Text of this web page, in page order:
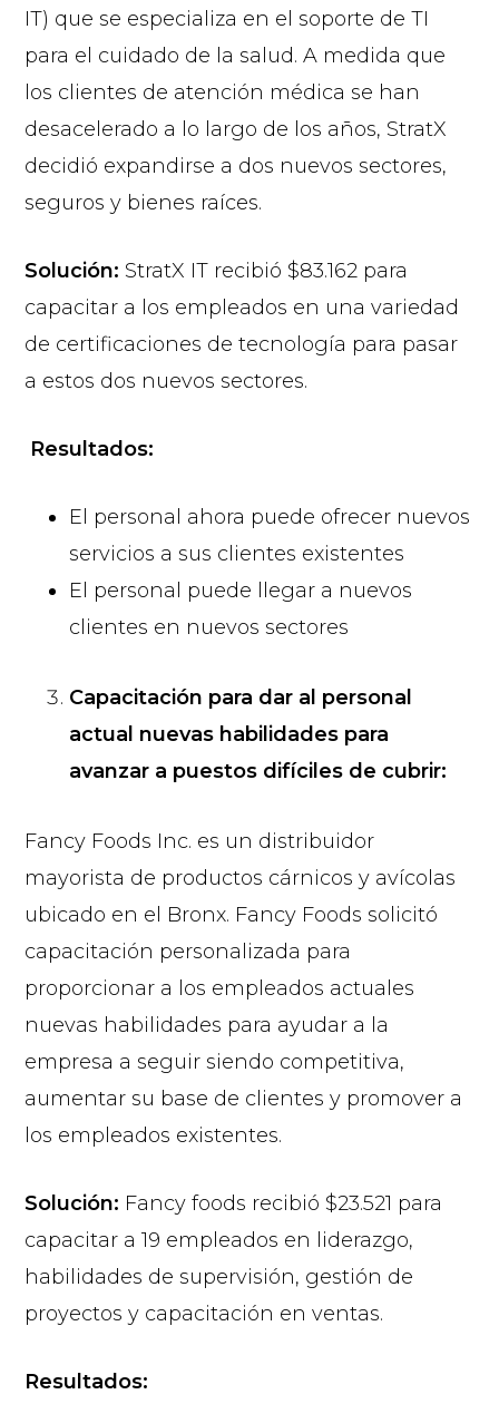
IT) que se especializa en el soporte de TI
para el cuidado de la salud. A medida que
los clientes de atención médica se han
desacelerado a lo largo de los años, StratX
decidió expandirse a dos nuevos sectores,
seguros y bienes raíces.
Solución: StratX IT recibió $83.162 para
capacitar a los empleados en una variedad
de certificaciones de tecnología para pasar
a estos dos nuevos sectores.
Resultados:
El personal ahora puede ofrecer nuevos
servicios a sus clientes existentes
El personal puede llegar a nuevos
clientes en nuevos sectores
Capacitación para dar al personal
actual nuevas habilidades para
avanzar a puestos difíciles de cubrir:
Fancy Foods Inc. es un distribuidor
mayorista de productos cárnicos y avícolas
ubicado en el Bronx. Fancy Foods solicitó
capacitación personalizada para
proporcionar a los empleados actuales
nuevas habilidades para ayudar a la
empresa a seguir siendo competitiva,
aumentar su base de clientes y promover a
los empleados existentes.
Solución: Fancy foods recibió $23.521 para
capacitar a 19 empleados en liderazgo,
habilidades de supervisión, gestión de
proyectos y capacitación en ventas.
Resultados: